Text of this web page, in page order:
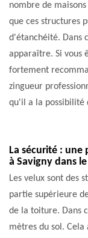
nombre de
que ces structures
d'étanchéité. Dans
apparaître. Si vous
fortement
zingueur
qu'il a la possibilité
La sécurité : une
à Savigny dans
Les velux sont des
partie supérieure
de la toiture. Dans
mètres du sol.